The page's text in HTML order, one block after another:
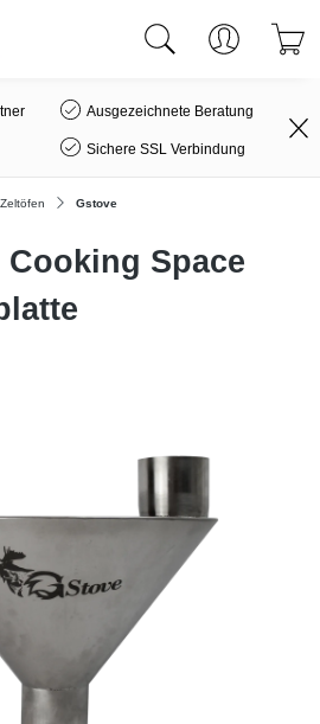
Ausgezeichnete Beratung
Sichere SSL Verbindung
Zeltöfen Gstove
Cooking Space